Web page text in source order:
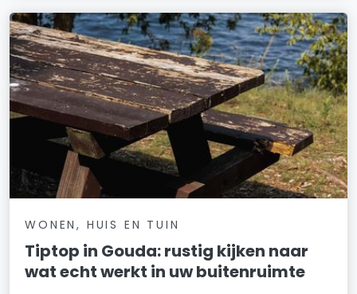
WONEN, HUIS EN TUIN
Tiptop in Gouda: rustig kijken naar
wat echt werkt in uw buitenruimte